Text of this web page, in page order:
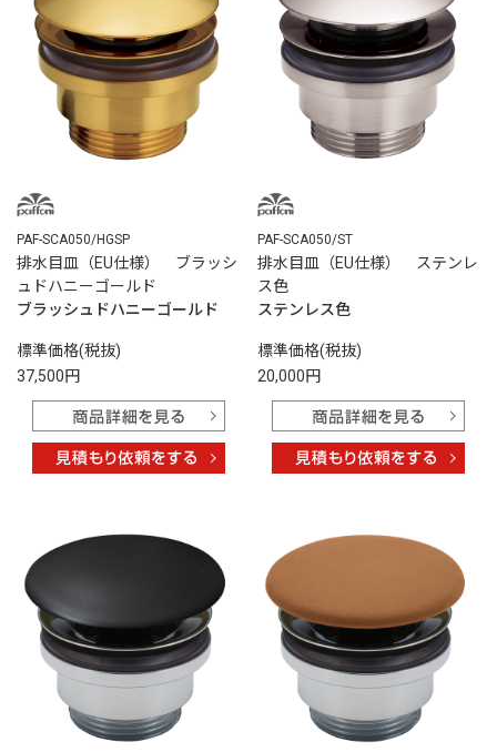
PAF-SCA050/HGSP
排水目皿（EU仕様） ブラッシ
ュドハニーゴールド
ブラッシュドハニーゴールド
標準価格(税抜)
37,500円
PAF-SCA050/ST
排水目皿（EU仕様） ステンレ
ス色
ステンレス色
標準価格(税抜)
20,000円